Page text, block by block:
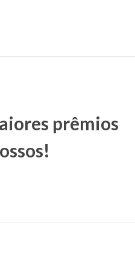
prêmios